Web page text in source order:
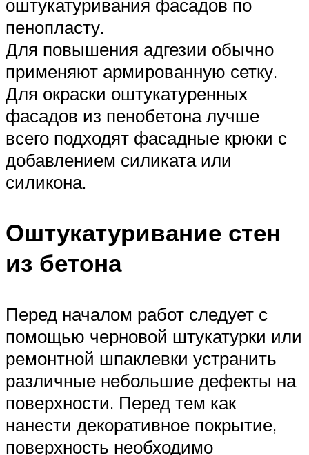
оштукатуривания фасадов по
пенопласту.
Для повышения адгезии обычно
применяют армированную сетку.
Для окраски оштукатуренных
фасадов из пенобетона лучше
всего подходят фасадные крюки с
добавлением силиката или
силикона.
Оштукатуривание стен
из бетона
Перед началом работ следует с
помощью черновой штукатурки или
ремонтной шпаклевки устранить
различные небольшие дефекты на
поверхности. Перед тем как
нанести декоративное покрытие,
поверхность необходимо